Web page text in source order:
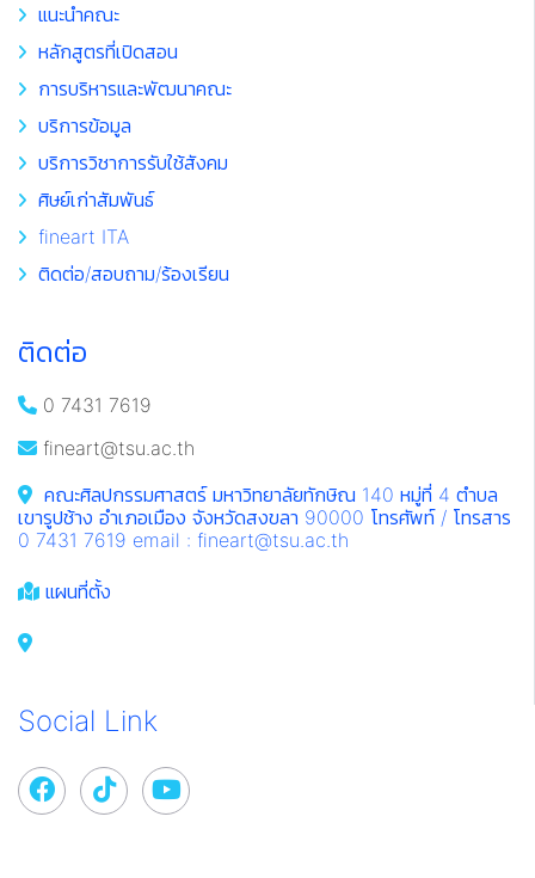
แนะนำคณะ
หลักสูตรที่เปิดสอน
การบริหารและพัฒนาคณะ
บริการข้อมูล
บริการวิชาการรับใช้สังคม
ศิษย์เก่าสัมพันธ์
fineart ITA
ติดต่อ/สอบถาม/ร้องเรียน
ติดต่อ
0 7431 7619
fineart@tsu.ac.th
คณะศิลปกรรมศาสตร์ มหาวิทยาลัยทักษิณ 140 หมู่ที่ 4 ตำบล
เขารูปช้าง อำเภอเมือง จังหวัดสงขลา 90000 โทรศัพท์ / โทรสาร
0 7431 7619 email : fineart@tsu.ac.th
แผนที่ตั้ง
Social Link